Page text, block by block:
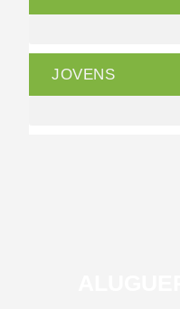
JOVENS